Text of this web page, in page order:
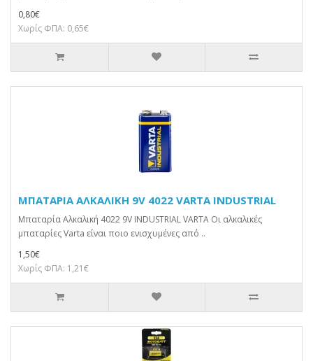
0,80€
Χωρίς ΦΠΑ: 0,65€
ΜΠΑΤΑΡΙΑ ΑΛΚΑΛΙΚΗ 9V 4022 VARTA INDUSTRIAL
Μπαταρία Αλκαλική 4022 9V INDUSTRIAL VARTA Οι αλκαλικές
μπαταρίες Varta είναι ποιο ενισχυμένες από ..
1,50€
Χωρίς ΦΠΑ: 1,21€